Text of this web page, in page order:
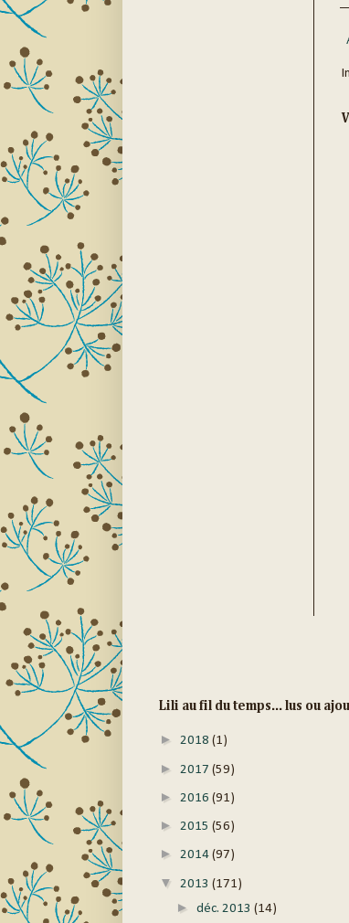
Lili au fil du temps... lus ou
► 2018 (1)
► 2017 (59)
► 2016 (91)
► 2015 (56)
► 2014 (97)
▼ 2013 (171)
► déc. 2013 (14)